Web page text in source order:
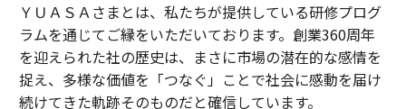
ＹＵＡＳＡさまとは、私たちが提供している研修プログ
ラムを通じてご縁をいただいております。創業360周年
を迎えられた社の歴史は、まさに市場の潜在的な感情を
捉え、多様な価値を「つなぐ」ことで社会に感動を届け
続けてきた軌跡そのものだと確信しています。